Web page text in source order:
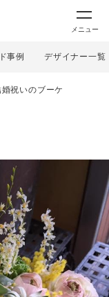
メニュー
事例 デザイナー一覧
婚祝いのブーケ